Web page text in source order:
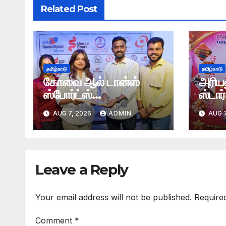
Related Post
தமிழ்நாடு
கோவை ஆல் டான்ஸ்
ஸ்போர்ட்ஸ்
அசோசியேஷன் தொடக்க
விழா
AUG 7, 2026 ADMIN
தமிழ்நாடு
AUG
Leave a Reply
Your email address will not be published.
Comment *